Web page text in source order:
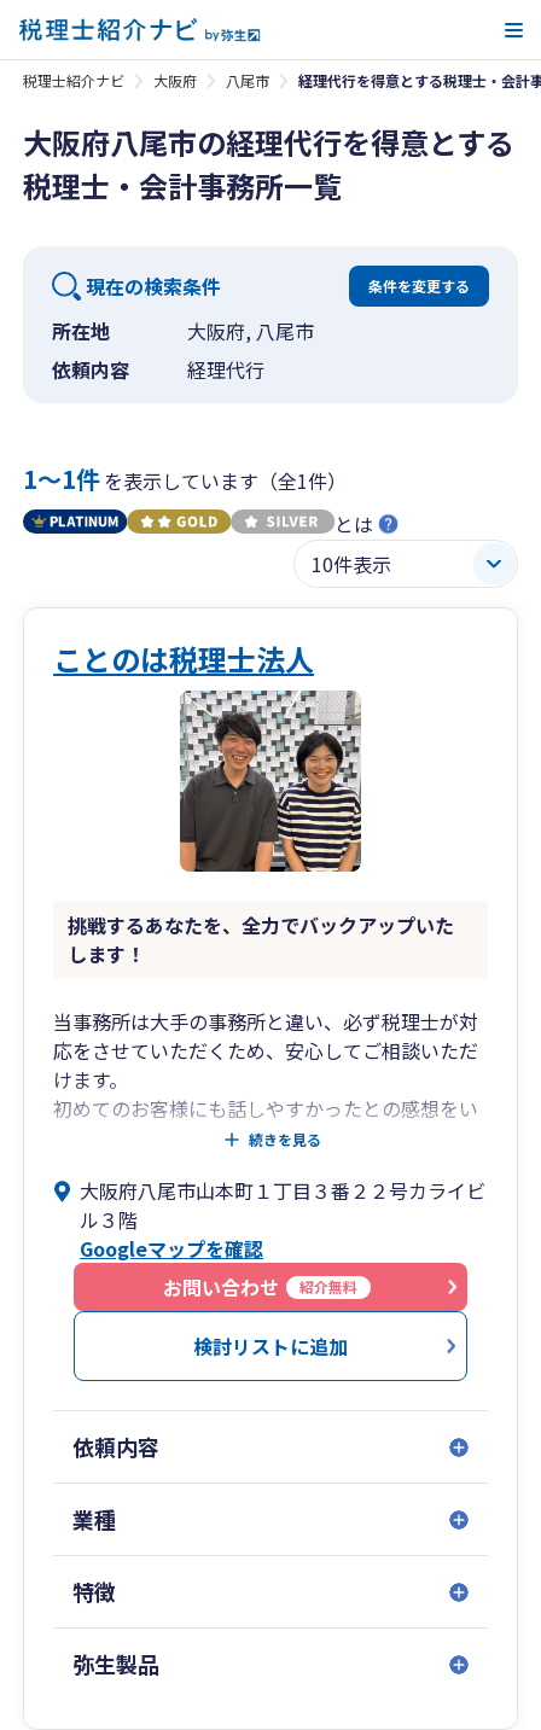
税理士紹介ナビ 大阪府 八尾市 経理代行を得意とする税理士・会計
大阪府八尾市の経理代行を得意とする
税理士・会計事務所一覧
現在の検索条件 条件を変更する
所在地
大阪府, 八尾市
依頼内容
経理代行
1〜1件を表示しています（全1件）
とは
ことのは税理士法人
挑戦するあなたを、全力でバックアップいた
します！
当事務所は大手の事務所と違い、必ず税理士が対
応をさせていただくため、安心してご相談いただ
けます。
初めてのお客様にも話しやすかったとの感想をい
ただくことが多く、お客様のニーズに迅速・的確
代表税理士(43歳男性)は大阪府立八尾高校、神戸
大学経営学部卒業後、大阪国税局に10年勤務し、
税理士事務所勤務を経て、独立開業しました。
税務調査を行う側も受ける側も数多く経験してお
り、税務調査対応にも自信がございます。
八尾本店に加えて、北浜駅徒歩１分の場所に支店
も開設しました。
トワークも軽く動けるのが強みです。
１０年以上会計事務所に勤めており、相談の経験
が豊富ですので、女性税理士にお願いしたい等、
続きを見る
大阪府八尾市山本町１丁目３番２２号カライビ
ル３階
Googleマップを確認
お問い合わせ
紹介無料
検討リストに追加
依頼内容
業種
特徴
弥生製品